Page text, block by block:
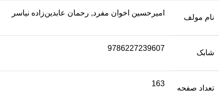
نام مولف
امیرحسین اخوان مفرد, رحمان عابدین‌زاده نیاسر
شابک
9786227239607
تعداد صفحه
163